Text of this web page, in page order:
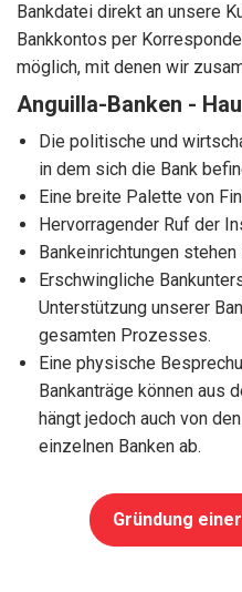
Bankdatei direkt an unsere
Bankkontos per
möglich, mit denen wir
Anguilla-Banken -
Die politische und
in dem sich die Bank
Eine breite Palette von
Hervorragender Ruf der
Bankeinrichtungen
Erschwingliche
Unterstützung unserer
gesamten Prozesses.
Eine physische
Bankanträge können aus
hängt jedoch auch von
einzelnen Banken ab.
Gründung